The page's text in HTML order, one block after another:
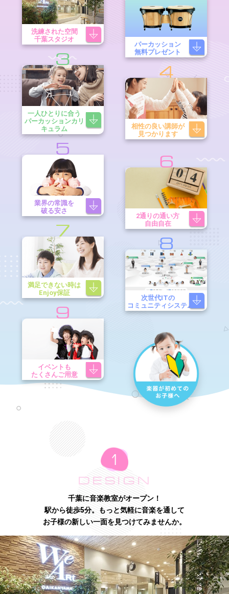
洗練された空間
千葉スタジオ
パーカッション
無料プレゼント
3
一人ひとりに合う
パーカッションカリ
キュラム
4
相性の良い講師が
見つかります
5
業界の常識を
破る安さ
6
2通りの通い方
自由自在
7
満足できない時は
Enjoy保証
8
次世代ITの
コミュニティシステム
9
イベントも
たくさんご用意
DESIGN
千葉に音楽教室がオープン！
駅から徒歩5分。もっと気軽に音楽を通して
お子様の新しい一面を見つけてみませんか。